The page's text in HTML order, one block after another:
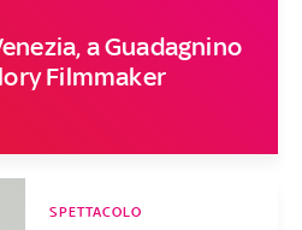
a Guadagnino
Filmmaker
SPETTACOLO